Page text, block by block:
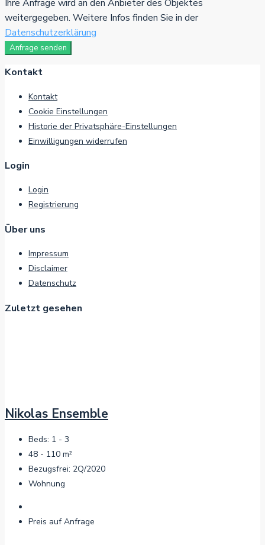
Ihre Anfrage wird an den Anbieter des Objektes
weitergegeben. Weitere Infos finden Sie in der
Datenschutzerklärung
Anfrage senden
Kontakt
Kontakt
Cookie Einstellungen
Historie der Privatsphäre-Einstellungen
Einwilligungen widerrufen
Login
Login
Registrierung
Über uns
Impressum
Disclaimer
Datenschutz
Zuletzt gesehen
Nikolas Ensemble
Beds: 1 - 3
48 - 110 m²
Bezugsfrei: 2Q/2020
Wohnung
Preis auf Anfrage